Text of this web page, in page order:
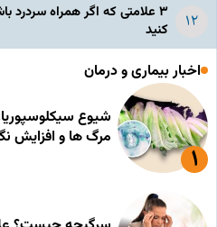
۳ علامتی که اگر همراه سردرد
کنید
اخبار بیماری و درمان
شیوع
مرگ ها و افزایش